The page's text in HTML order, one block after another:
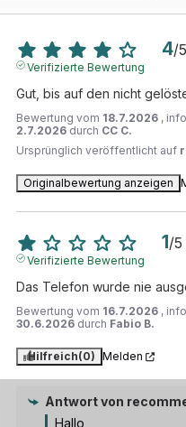
4/5
Verifizierte Bewertung
Gut, bis auf den nicht
Bewertung vom 18.7.2026 ,
2.7.2026 durch CC C.
Ursprünglich veröffentlicht auf
Originalbewertung anzeigen
1/5
Verifizierte Bewertung
Das Telefon wurde nie
Bewertung vom 16.7.2026 ,
30.6.2026 durch Fabio B.
Hilfreich(0) Melden
Antwort von
Hallo,